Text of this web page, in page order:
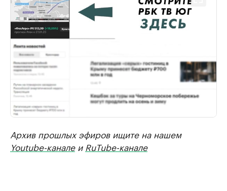
Архив прошлых эфиров ищите на нашем
Youtube-каналеи RuTube-канале